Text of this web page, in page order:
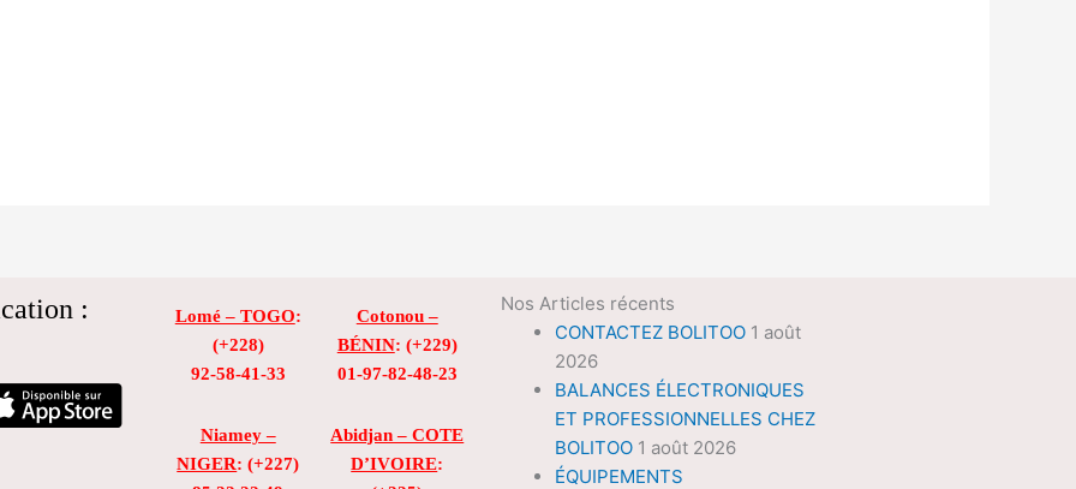
: Lomé – TOGO:
(+228)
92-58-41-33
Niamey –
NIGER: (+227)
Cotonou –
BÉNIN: (+229)
01-97-82-48-23
Abidjan – COTE
D’IVOIRE:
Nos Articles récents
CONTACTEZ BOLITOO 1 août
2026
BALANCES ÉLECTRONIQUES
ET PROFESSIONNELLES CHEZ
BOLITOO 1 août 2026
ÉQUIPEMENTS